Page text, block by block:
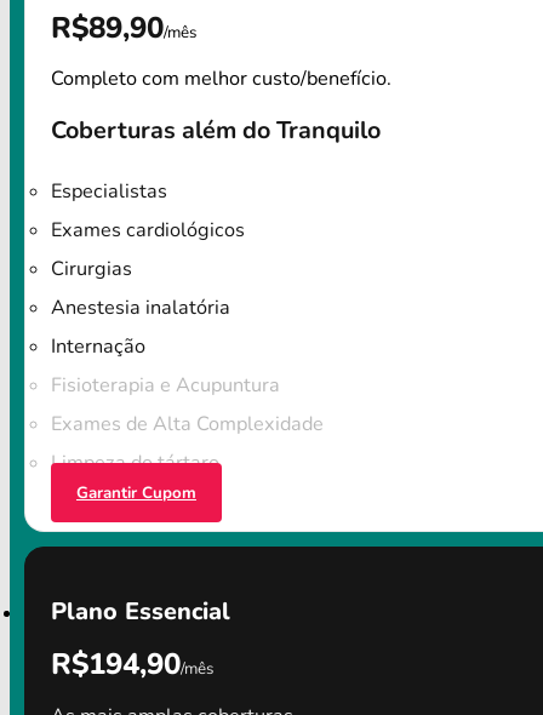
R$89,90/mês
Completo com melhor custo/benefício.
Coberturas além do Tranquilo
Especialistas
Exames cardiológicos
Cirurgias
Anestesia inalatória
Internação
Fisioterapia e Acupuntura
Exames de Alta Complexidade
Limpeza do tártaro
Garantir Cupom
Plano Essencial
R$194,90/mês